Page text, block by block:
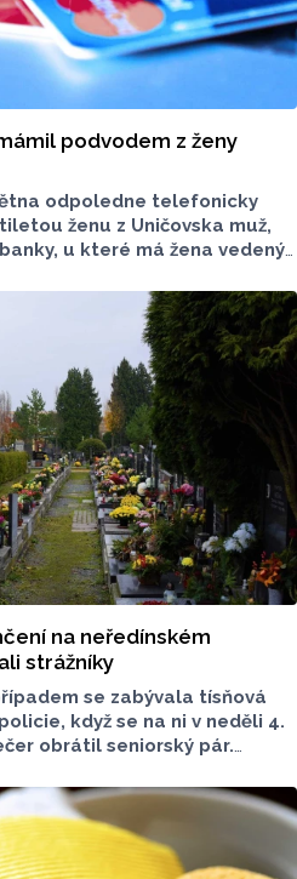
podvodem z ženy
odpoledne telefonicky
ženu z Uničovska muž,
u které má žena vedený
touto záminkou ji přesvědčil
výši 200 tisíc korun
na neředínském
strážníky
se zabývala tísňová
když se na ni v neděli 4.
obrátil seniorský pár.
se dostat ven, protože jsou
a jsou už prý ve věku, kdy
mluvčí Městská policie